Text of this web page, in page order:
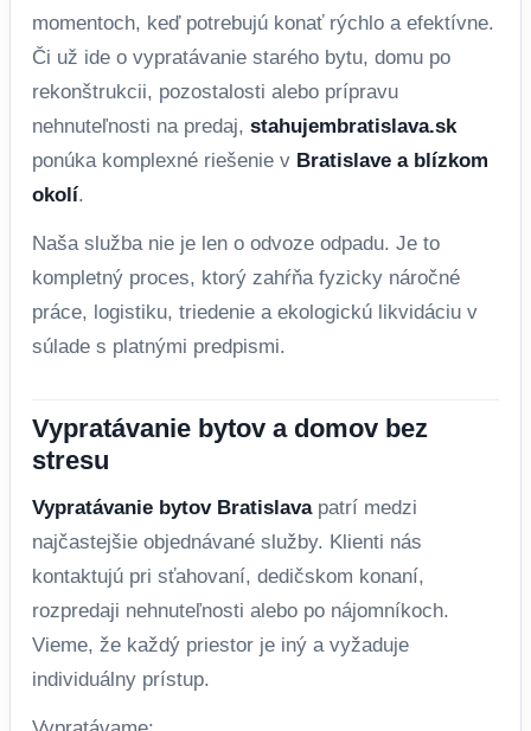
momentoch, keď potrebujú konať rýchlo a efektívne.
Či už ide o vypratávanie starého bytu, domu po
rekonštrukcii, pozostalosti alebo prípravu
nehnuteľnosti na predaj, stahujembratislava.sk
ponúka komplexné riešenie v Bratislave a blízkom
okolí.
Naša služba nie je len o odvoze odpadu. Je to
kompletný proces, ktorý zahŕňa fyzicky náročné
práce, logistiku, triedenie a ekologickú likvidáciu v
súlade s platnými predpismi.
Vypratávanie bytov a domov bez
stresu
Vypratávanie bytov Bratislavapatrí medzi
najčastejšie objednávané služby. Klienti nás
kontaktujú pri sťahovaní, dedičskom konaní,
rozpredaji nehnuteľnosti alebo po nájomníkoch.
Vieme, že každý priestor je iný a vyžaduje
individuálny prístup.